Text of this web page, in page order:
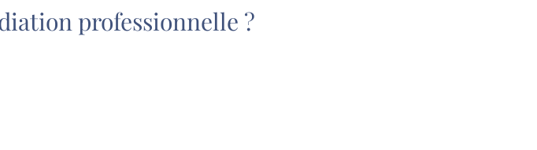
professionnelle ?